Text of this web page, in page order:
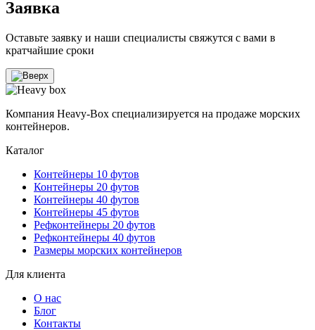
Заявка
Оставьте заявку и наши специалисты свяжутся с вами в
кратчайшие сроки
Компания Heavy-Box специализируется на продаже морских
контейнеров.
Каталог
Контейнеры 10 футов
Контейнеры 20 футов
Контейнеры 40 футов
Контейнеры 45 футов
Рефконтейнеры 20 футов
Рефконтейнеры 40 футов
Размеры морских контейнеров
Для клиента
О нас
Блог
Контакты